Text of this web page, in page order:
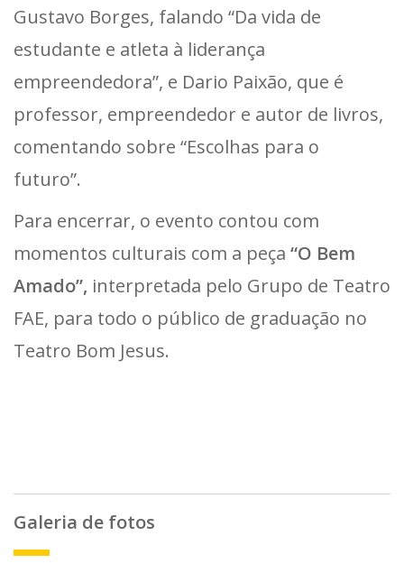
Gustavo Borges, falando “Da vida de
estudante e atleta à liderança
empreendedora”, e Dario Paixão, que é
professor, empreendedor e autor de livros,
comentando sobre “Escolhas para o
futuro”.
Para encerrar, o evento contou com
momentos culturais com a peça “O Bem
Amado”, interpretada pelo Grupo de Teatro
FAE, para todo o público de graduação no
Teatro Bom Jesus.
Galeria de fotos